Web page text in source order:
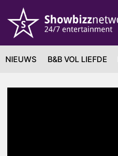
NIEUWS B&B VOL LIEFDE